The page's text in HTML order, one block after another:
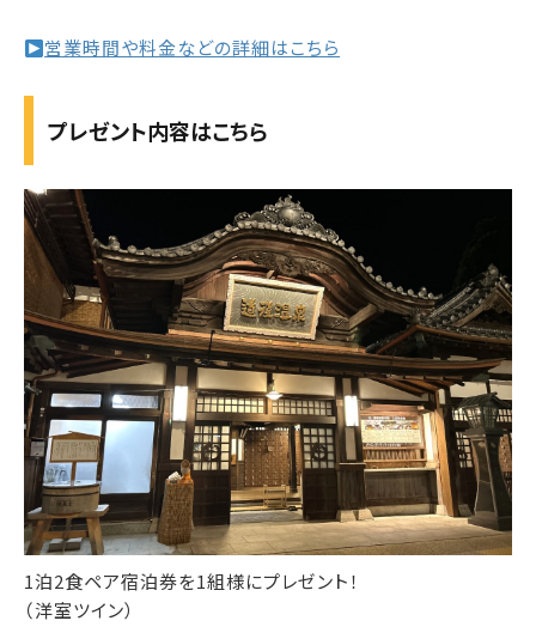
営業時間や料金などの詳細はこちら
プレゼント内容はこちら
1泊2食ペア宿泊券を1組様にプレゼント！
（洋室ツイン）